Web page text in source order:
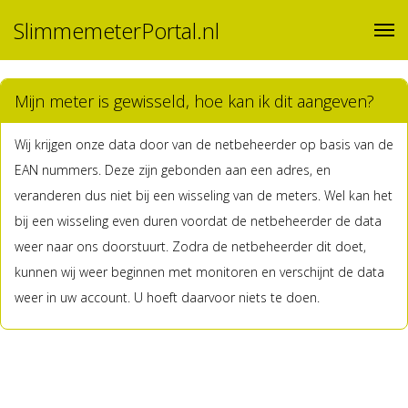
SlimmemeterPortal.nl
Mijn meter is gewisseld, hoe kan ik dit aangeven?
Wij krijgen onze data door van de netbeheerder op basis van de
EAN nummers. Deze zijn gebonden aan een adres, en
veranderen dus niet bij een wisseling van de meters. Wel kan het
bij een wisseling even duren voordat de netbeheerder de data
weer naar ons doorstuurt. Zodra de netbeheerder dit doet,
kunnen wij weer beginnen met monitoren en verschijnt de data
weer in uw account. U hoeft daarvoor niets te doen.